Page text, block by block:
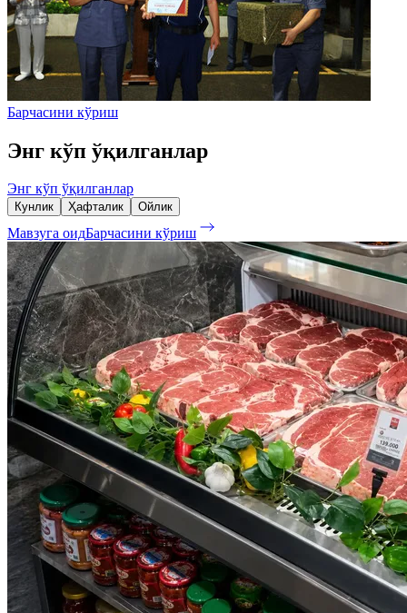
Барчасини кўриш
Энг кўп ўқилганлар
Энг кўп ўқилганлар
Кунлик Ҳафталик Ойлик
Мавзуга оидБарчасини кўриш